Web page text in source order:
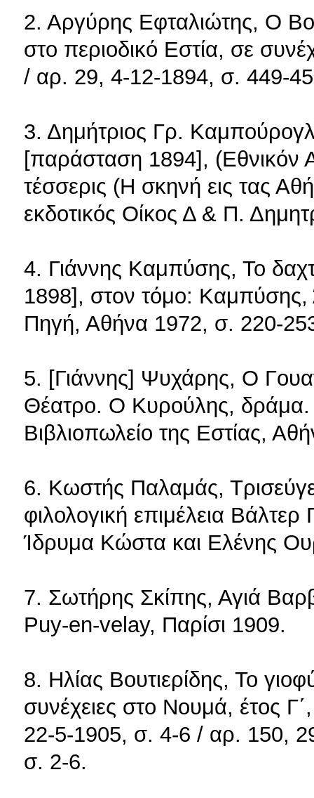
2. Αργύρης Εφταλιώτης, Ο
στο περιοδικό Εστία, σε
/ αρ. 29, 4-12-1894, σ. 449-
3. Δημήτριος Γρ.
[παράσταση 1894], (Εθνικόν
τέσσερις (Η σκηνή εις τας
εκδοτικός Οίκος Δ & Π.
4. Γιάννης Καμπύσης, Το
1898], στον τόμο:
Πηγή, Αθήνα 1972, σ. 220-
5. [Γιάννης] Ψυχάρης, Ο
Θέατρο. Ο Κυρούλης,
Βιβλιοπωλείο της Εστίας,
6. Κωστής Παλαμάς,
φιλολογική επιμέλεια
Ίδρυμα Κώστα και Ελένης
7. Σωτήρης Σκίπης, Αγιά
Puy-en-velay, Παρίσι 1909.
8. Ηλίας Βουτιερίδης, Το
συνέχειες στο Νουμά, έτος
22-5-1905, σ. 4-6 / αρ. 150,
σ. 2-6.